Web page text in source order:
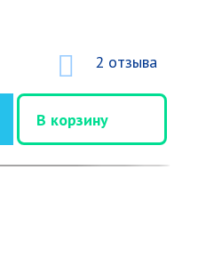
2 отзыва
В корзину